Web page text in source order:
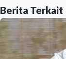
Berita Terkait